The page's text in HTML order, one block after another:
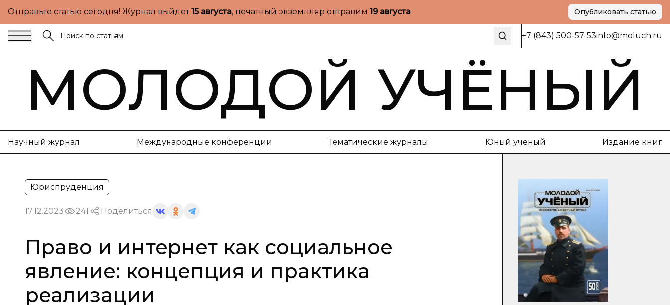
Отправьте статью сегодня! Журнал выйдет15 августа, печатный экземпляр отправим 19 августа Опубликовать статью
+7 (843) 500-57-53info@moluch.ru
МОЛОДОЙ УЧЁНЫЙ
Научный журнал Международные конференции Тематические журналы Юный ученый Издание книг
Юриспруденция
17.12.2023 241 Поделиться
Право и интернет как социальное
явление: концепция и практика
реализации